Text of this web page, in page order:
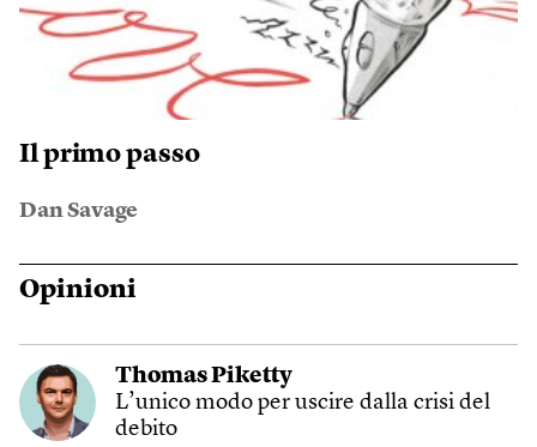
Il primo passo
Dan Savage
Opinioni
Thomas Piketty
L’unico modo per uscire dalla crisi del
debito